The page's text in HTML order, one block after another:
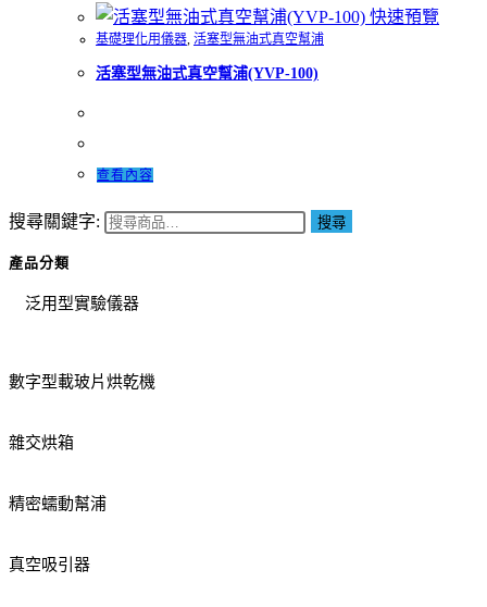
快速預覽
基礎理化用儀器 活塞型無油式真空幫浦
活塞型無油式真空幫浦(YVP-100)
查看內容
搜尋關鍵字: 搜尋
產品分類
泛用型實驗儀器
數字型載玻片烘乾機
雜交烘箱
精密蠕動幫浦
真空吸引器